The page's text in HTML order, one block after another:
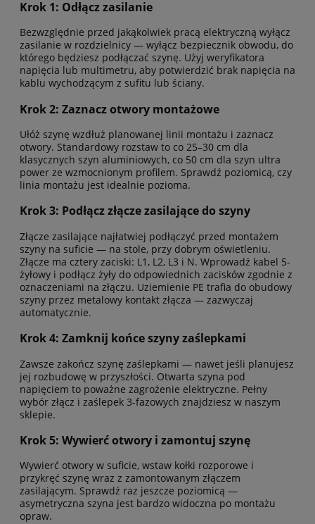
Krok 1: Odłącz zasilanie
Bezwzględnie przed jakąkolwiek pracą elektryczną wyłącz
zasilanie w rozdzielnicy — wyłącz bezpiecznik obwodu, do
którego będziesz podłączać szynę. Użyj weryfikatora
napięcia lub multimetru, aby potwierdzić brak napięcia na
kablu wychodzącym z sufitu lub ściany.
Krok 2: Zaznacz otwory montażowe
Ułóż szynę wzdłuż planowanej linii montażu i zaznacz
otwory. Standardowy rozstaw to co 25–30 cm dla
klasycznych szyn aluminiowych, co 50 cm dla szyn ultra
power ze wzmocnionym profilem. Sprawdź poziomicą, czy
linia montażu jest idealnie pozioma.
Krok 3: Podłącz złącze zasilające do szyny
Złącze zasilające najłatwiej podłączyć przed montażem
szyny na suficie — na stole, przy dobrym oświetleniu.
Złącze ma cztery zaciski: L1, L2, L3 i N. Wprowadź kabel 5-
żyłowy i podłącz żyły do odpowiednich zacisków zgodnie z
oznaczeniami na złączu. Uziemienie PE trafia do obudowy
szyny przez metalowy kontakt złącza — zazwyczaj
automatycznie.
Krok 4: Zamknij końce szyny zaślepkami
Zawsze zakończ szynę zaślepkami — nawet jeśli planujesz
jej rozbudowę w przyszłości. Otwarta szyna pod
napięciem to poważne zagrożenie elektryczne. Pełny
wybór złącz i zaślepek 3-fazowych znajdziesz w naszym
sklepie.
Krok 5: Wywierć otwory i zamontuj szynę
Wywierć otwory w suficie, wstaw kołki rozporowe i
przykręć szynę wraz z zamontowanym złączem
zasilającym. Sprawdź raz jeszcze poziomicą —
asymetryczna szyna jest bardzo widoczna po montażu
opraw.